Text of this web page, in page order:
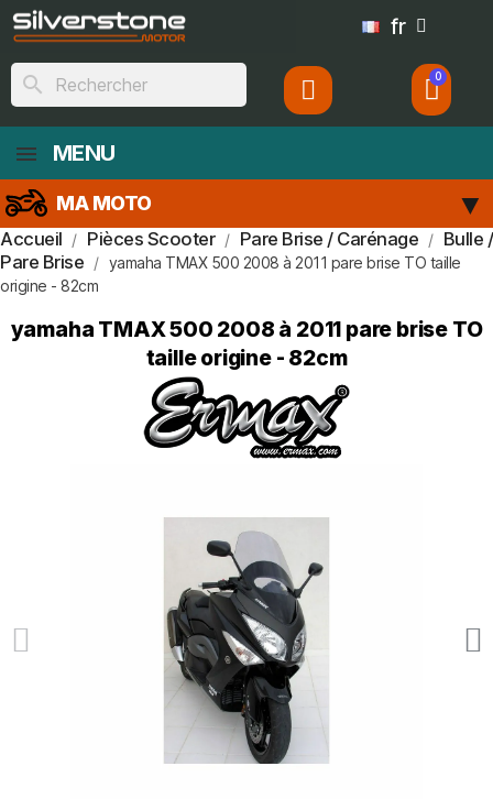
fr
search
MENU
MA MOTO
Accueil Pièces Scooter Pare Brise / Carénage
Bulle /
Pare Brise
yamaha TMAX 500 2008 à 2011 pare brise TO taille
origine - 82cm
yamaha TMAX 500 2008 à 2011 pare brise TO
taille origine - 82cm